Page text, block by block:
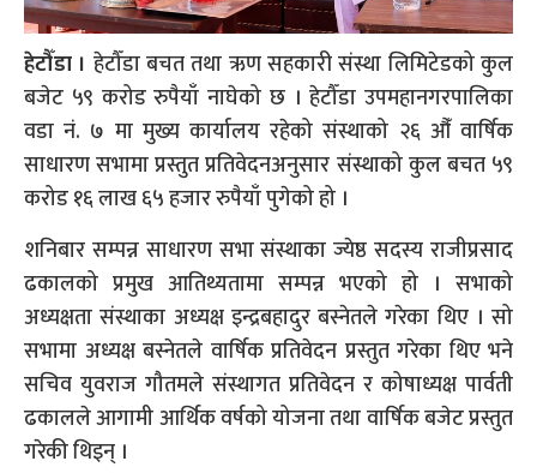
हेटौँडा । हेटौँडा बचत तथा ऋण सहकारी संस्था लिमिटेडको कुल
बजेट ५९ करोड रुपैयाँ नाघेको छ । हेटौँडा उपमहानगरपालिका
वडा नं. ७ मा मुख्य कार्यालय रहेको संस्थाको २६ औँ वार्षिक
साधारण सभामा प्रस्तुत प्रतिवेदनअनुसार संस्थाको कुल बचत ५९
करोड १६ लाख ६५ हजार रुपैयाँ पुगेको हो ।
शनिबार सम्पन्न साधारण सभा संस्थाका ज्येष्ठ सदस्य राजीप्रसाद
ढकालको प्रमुख आतिथ्यतामा सम्पन्न भएको हो । सभाको
अध्यक्षता संस्थाका अध्यक्ष इन्द्रबहादुर बस्नेतले गरेका थिए । सो
सभामा अध्यक्ष बस्नेतले वार्षिक प्रतिवेदन प्रस्तुत गरेका थिए भने
सचिव युवराज गौतमले संस्थागत प्रतिवेदन र कोषाध्यक्ष पार्वती
ढकालले आगामी आर्थिक वर्षको योजना तथा वार्षिक बजेट प्रस्तुत
गरेकी थिइन् ।